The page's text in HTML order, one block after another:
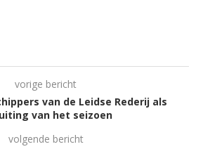
vorige bericht
van de Leidse Rederij als
van het seizoen
volgende bericht